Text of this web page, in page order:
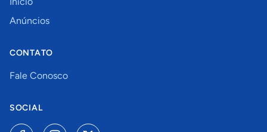
Anúncios
CONTATO
Fale Conosco
SOCIAL